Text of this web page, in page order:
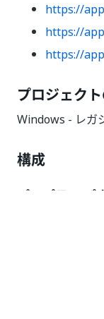
https://
https://
https://
プロジェク
Windows - レガ
構成
プロパティ パ